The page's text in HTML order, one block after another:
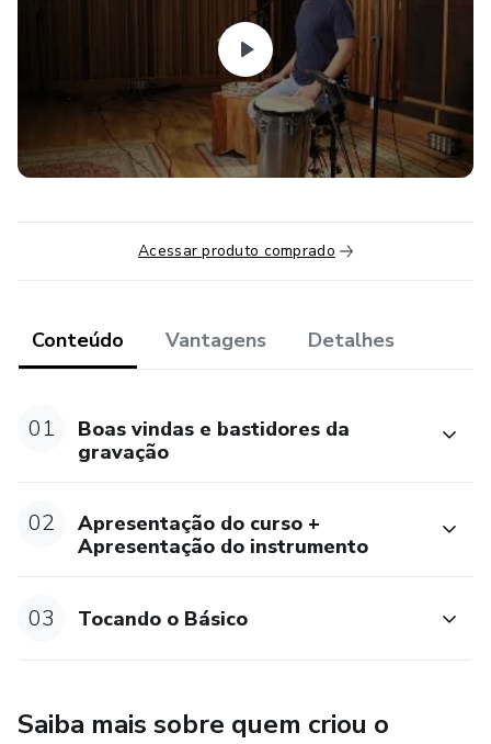
Acessar produto comprado
Conteúdo Vantagens Detalhes
01
Boas vindas e bastidores da
gravação
02
Apresentação do curso +
Apresentação do instrumento
03 Tocando o Básico
Saiba mais sobre quem criou o